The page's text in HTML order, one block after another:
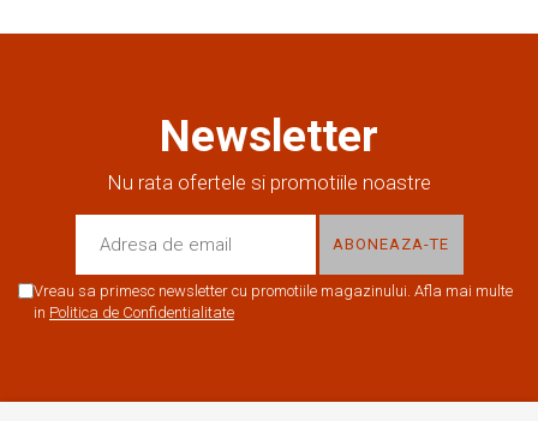
Newsletter
Nu rata ofertele si promotiile noastre
Vreau sa primesc newsletter cu promotiile magazinului. Afla mai multe
in Politica de Confidentialitate